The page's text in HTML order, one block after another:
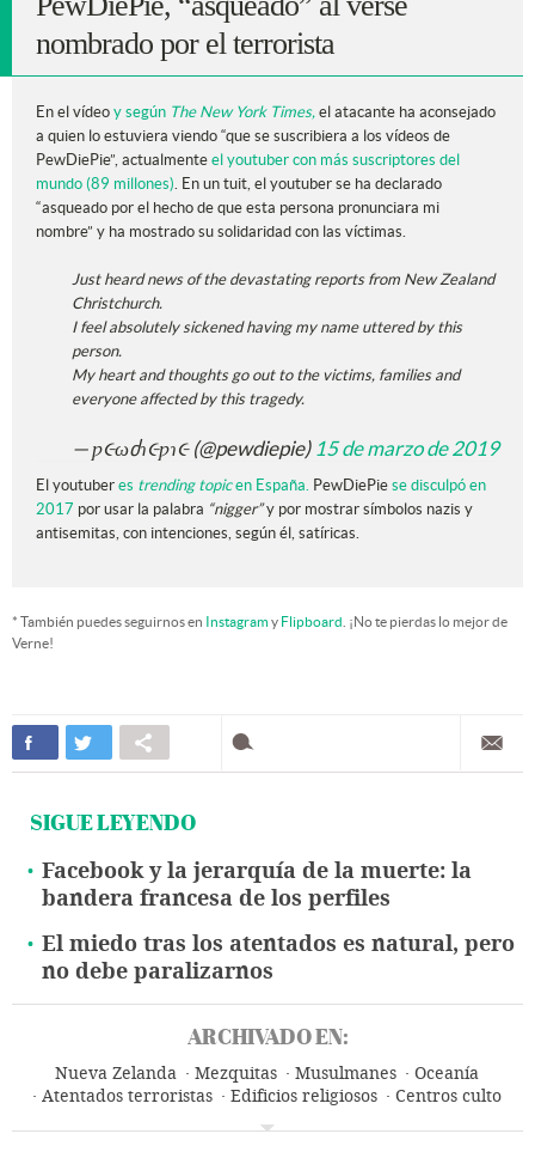
nombrado por el terrorista
En el vídeo y según The New York Times, el atacante ha aconsejado
a quien lo estuviera viendo “que se suscribiera a los vídeos de
PewDiePie”, actualmente el youtuber con más suscriptores del
mundo (89 millones) . En un tuit, el youtuber se ha declarado
“asqueado por el hecho de que esta persona pronunciara mi
nombre” y ha mostrado su solidaridad con las víctimas.
Just heard news of the devastating reports from New Zealand
Christchurch.
I feel absolutely sickened having my name uttered by this
person.
My heart and thoughts go out to the victims, families and
everyone affected by this tragedy.
— ƿ૯ωძɿ૯ƿɿ૯ (@pewdiepie) 15 de marzo de 2019
El youtuber es trending topicen España. PewDiePie se disculpó en
2017 por usar la palabra “nigger”y por mostrar símbolos nazis y
antisemitas, con intenciones, según él, satíricas.
* También puedes seguirnos en Instagramy Flipboard . ¡No te pierdas lo mejor de
Verne!
SIGUE LEYENDO
Facebook y la jerarquía de la muerte: la
bandera francesa de los perfiles
El miedo tras los atentados es natural, pero
no debe paralizarnos
ARCHIVADO EN:
Nueva Zelanda Mezquitas Musulmanes
Oceanía
Atentados terroristas
Edificios religiosos
Centros culto